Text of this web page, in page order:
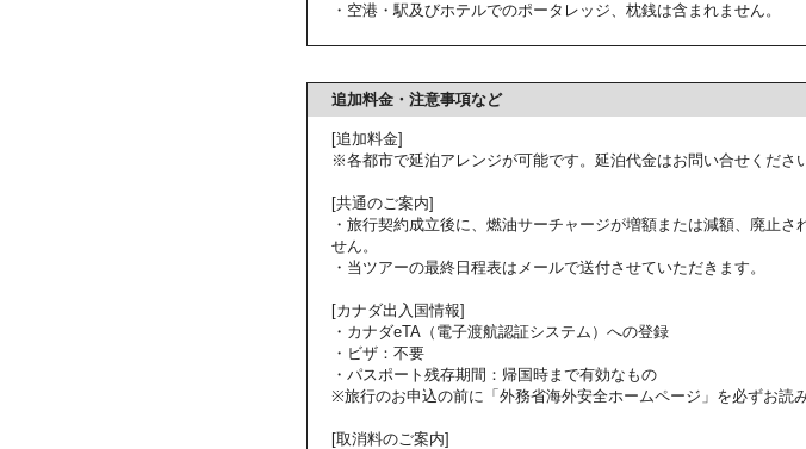
・空港・駅及びホテルでのポータレッジ、枕銭は含まれません。
追加料金・注意事項など
[追加料金]
※各都市で延泊アレンジが可能です。延泊代金はお問い合せください
[共通のご案内]
・旅行契約成立後に、燃油サーチャージが増額または減額、廃止
せん。
・当ツアーの最終日程表はメールで送付させていただきます。
[カナダ出入国情報]
・カナダeTA（電子渡航認証システム）への登録
・ビザ：不要
・パスポート残存期間：帰国時まで有効なもの
※旅行のお申込の前に「外務省海外安全ホームページ」を必ずお読み
[取消料のご案内]